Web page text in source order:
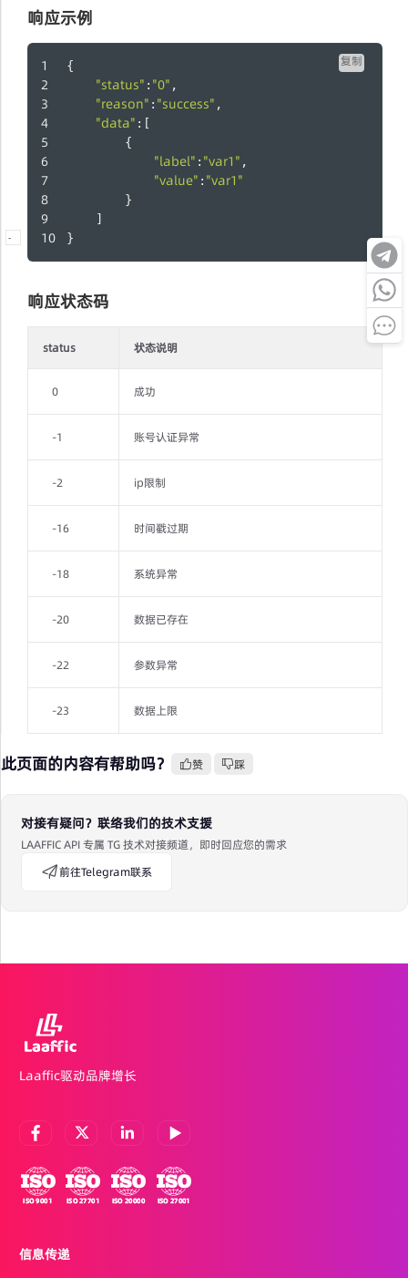
-
响应示例
复制
{
"status" : "0" ,
"reason" : "success" ,
"data" :[
        {
"label" : "var1" ,
"value" : "var1"
        }
    ]
}
响应状态码
status 状态说明
0 成功
-1 账号认证异常
-2 ip限制
-16 时间戳过期
-18 系统异常
-20 数据已存在
-22 参数异常
-23 数据上限
此页面的内容有帮助吗？ 赞 踩
对接有疑问？联络我们的技术支援
LAAFFIC API 专属 TG 技术对接频道，即时回应您的需求
前往Telegram联系
Laaffic驱动品牌增长
信息传递